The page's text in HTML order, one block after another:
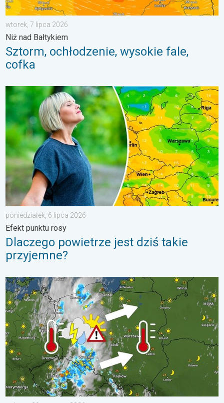
wtorek, 7 lipca 2026
Niż nad Bałtykiem
Sztorm, ochłodzenie, wysokie fale,
cofka
Dlaczego powietrze jest dziś takie przyjemne?. Efekt punktu
poniedziałek, 6 lipca 2026
Efekt punktu rosy
Dlaczego powietrze jest dziś takie
przyjemne?
33 stopnie w cieniu i wędrujące nawałnice. Groźna i